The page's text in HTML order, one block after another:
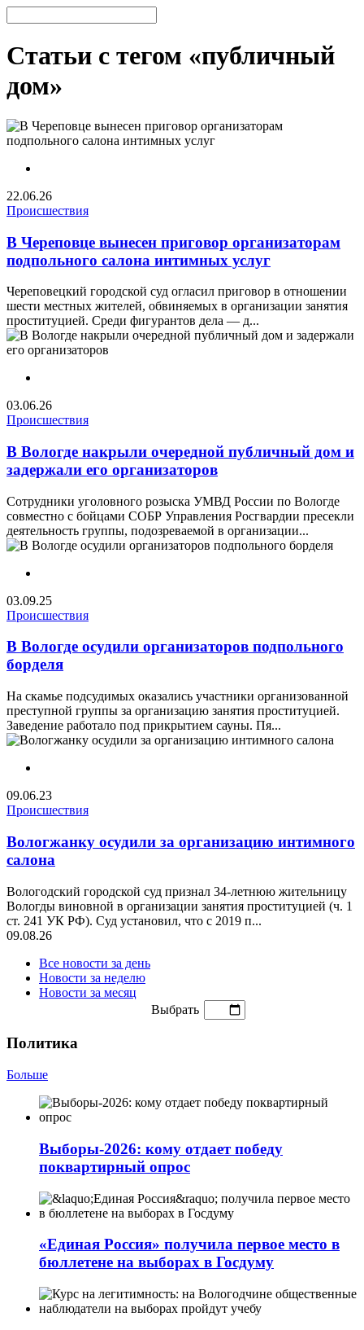
Статьи с тегом «публичный
дом»
22.06.26
Происшествия
В Череповце вынесен приговор организаторам
подпольного салона интимных услуг
Череповецкий городской суд огласил приговор в отношении
шести местных жителей, обвиняемых в организации занятия
проституцией. Среди фигурантов дела — д...
03.06.26
Происшествия
В Вологде накрыли очередной публичный дом и
задержали его организаторов
Сотрудники уголовного розыска УМВД России по Вологде
совместно с бойцами СОБР Управления Росгвардии пресекли
деятельность группы, подозреваемой в организации...
03.09.25
Происшествия
В Вологде осудили организаторов подпольного
борделя
На скамье подсудимых оказались участники организованной
преступной группы за организацию занятия проституцией.
Заведение работало под прикрытием сауны. Пя...
09.06.23
Происшествия
Вологжанку осудили за организацию интимного
салона
Вологодский городской суд признал 34-летнюю жительницу
Вологды виновной в организации занятия проституцией (ч. 1
ст. 241 УК РФ). Суд установил, что с 2019 п...
09.08.26
Все новости за день
Новости за неделю
Новости за месяц
Выбрать
Политика
Больше
Выборы-2026: кому отдает победу
поквартирный опрос
«Единая Россия» получила первое место в
бюллетене на выборах в Госдуму